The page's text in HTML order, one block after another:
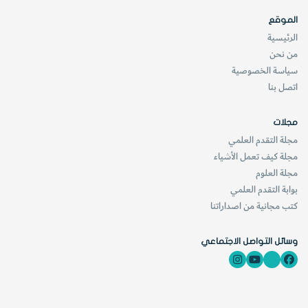
من كليهما. وبالمثل، فإن الكوارك
الكوارك العلوي. لقد شاهد فيزيائيو الجسيمات جميع
هذه الكواركات، غير أن الكواركات الأربعة الثقيلة تضمحلّ
(تتفكك)، في غضون أجزاء من الثانية لتعطي الكواركين
الأخف.
الموقع
الرئيسية
من نحن
سياسة الخصوصية
اتصل بنا
مجلات
مجلة التقدم العلمي
مجلة كيف تعمل الأشياء
مجلة العلوم
بوابة التقدم العلمي
كتب مجانية من اصداراتنا
وسائل التواصل الاجتماعي